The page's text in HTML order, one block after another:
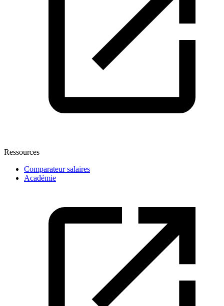
Ressources
Comparateur salaires
Académie